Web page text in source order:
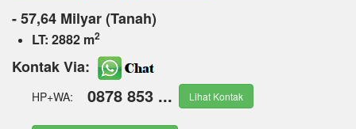
- 57,64 Milyar (Tanah)
LT: 2882 m2
Kontak Via:
HP+WA: 0878 853 ... Lihat Kontak